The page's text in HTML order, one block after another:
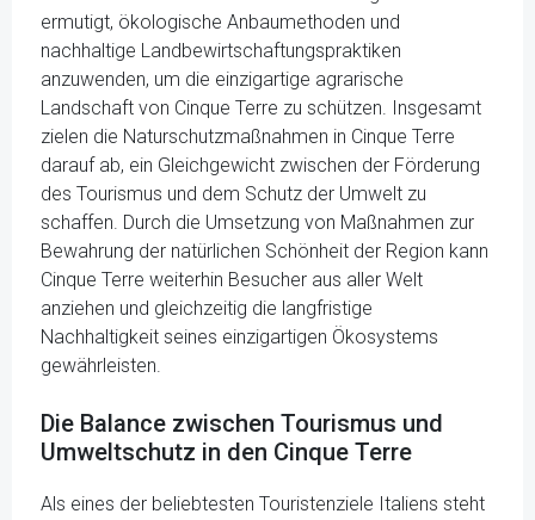
ermutigt, ökologische Anbaumethoden und
nachhaltige Landbewirtschaftungspraktiken
anzuwenden, um die einzigartige agrarische
Landschaft von Cinque Terre zu schützen. Insgesamt
zielen die Naturschutzmaßnahmen in Cinque Terre
darauf ab, ein Gleichgewicht zwischen der Förderung
des Tourismus und dem Schutz der Umwelt zu
schaffen. Durch die Umsetzung von Maßnahmen zur
Bewahrung der natürlichen Schönheit der Region kann
Cinque Terre weiterhin Besucher aus aller Welt
anziehen und gleichzeitig die langfristige
Nachhaltigkeit seines einzigartigen Ökosystems
gewährleisten.
Die Balance zwischen Tourismus und
Umweltschutz in den Cinque Terre
Als eines der beliebtesten Touristenziele Italiens steht